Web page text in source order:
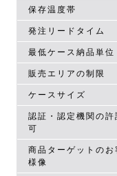
保存温度帯
発注リードタイム
最低ケース納品単位
販売エリアの制限
ケースサイズ
認証・認定機関の許
可
商品ターゲットのお
様像